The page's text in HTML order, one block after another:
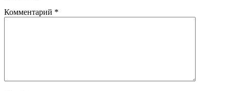
Комментарий *